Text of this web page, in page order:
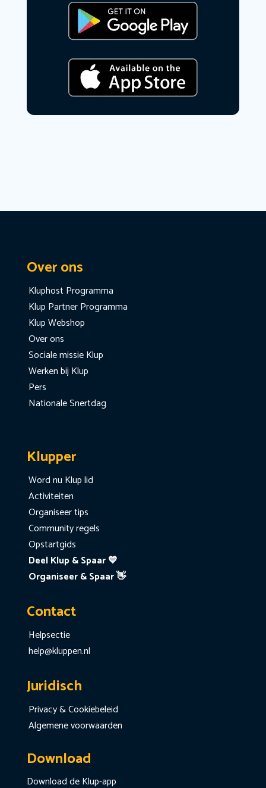
Over ons
Kluphost Programma
Klup Partner Programma
Klup Webshop
Over ons
Sociale missie Klup
Werken bij Klup
Pers
Nationale Snertdag
Klupper
Word nu Klup lid
Activiteiten
Organiseer tips
Community regels
Opstartgids
Deel Klup & Spaar 💙
Organiseer & Spaar 👋
Contact
Helpsectie
help@kluppen.nl
Juridisch
Privacy & Cookiebeleid
Algemene voorwaarden
Download
Download de Klup-app